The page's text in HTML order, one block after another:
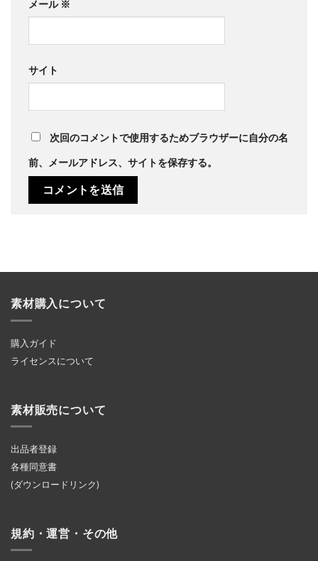
メール ※
サイト
次回のコメントで使用するためブラウザーに自分の名
前、メールアドレス、サイトを保存する。
素材購入について
購入ガイド
ライセンスについて
素材販売について
出品者登録
各種同意書
(ダウンロードリンク)
規約・運営・その他